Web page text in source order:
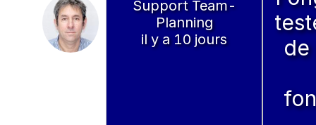
Support Team-
Planning
il y a 10 jours
de